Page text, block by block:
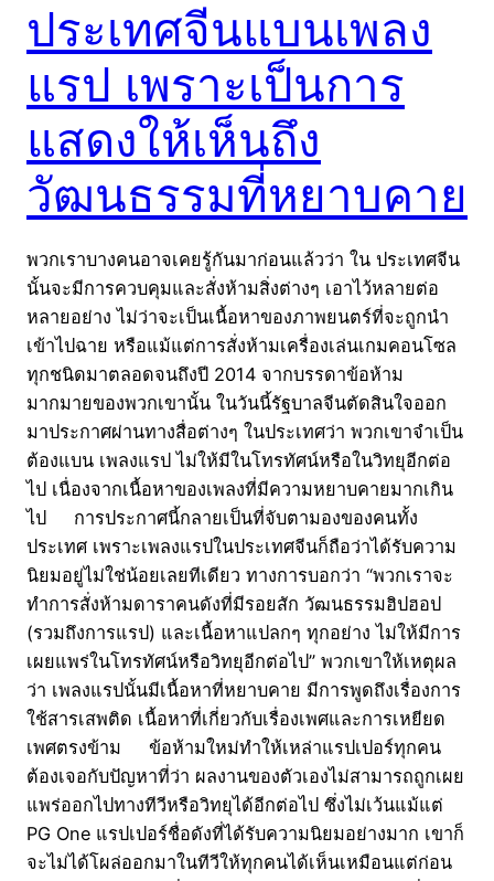
ประเทศจีนแบนเพลง
แรป เพราะเป็นการ
แสดงให้เห็นถึง
วัฒนธรรมที่หยาบคาย
พวกเราบางคนอาจเคยรู้กันมาก่อนแล้วว่า ใน ประเทศจีน
นั้นจะมีการควบคุมและสั่งห้ามสิ่งต่างๆ เอาไว้หลายต่อ
หลายอย่าง ไม่ว่าจะเป็นเนื้อหาของภาพยนตร์ที่จะถูกนำ
เข้าไปฉาย หรือแม้แต่การสั่งห้ามเครื่องเล่นเกมคอนโซล
ทุกชนิดมาตลอดจนถึงปี 2014 จากบรรดาข้อห้าม
มากมายของพวกเขานั้น ในวันนี้รัฐบาลจีนตัดสินใจออก
มาประกาศผ่านทางสื่อต่างๆ ในประเทศว่า พวกเขาจำเป็น
ต้องแบน เพลงแรป ไม่ให้มีในโทรทัศน์หรือในวิทยุอีกต่อ
ไป เนื่องจากเนื้อหาของเพลงที่มีความหยาบคายมากเกิน
ไป การประกาศนี้กลายเป็นที่จับตามองของคนทั้ง
ประเทศ เพราะเพลงแรปในประเทศจีนก็ถือว่าได้รับความ
นิยมอยู่ไม่ใช่น้อยเลยทีเดียว ทางการบอกว่า “พวกเราจะ
ทำการสั่งห้ามดาราคนดังที่มีรอยสัก วัฒนธรรมฮิปฮอป
(รวมถึงการแรป) และเนื้อหาแปลกๆ ทุกอย่าง ไม่ให้มีการ
เผยแพร่ในโทรทัศน์หรือวิทยุอีกต่อไป” พวกเขาให้เหตุผล
ว่า เพลงแรปนั้นมีเนื้อหาที่หยาบคาย มีการพูดถึงเรื่องการ
ใช้สารเสพติด เนื้อหาที่เกี่ยวกับเรื่องเพศและการเหยียด
เพศตรงข้าม ข้อห้ามใหม่ทำให้เหล่าแรปเปอร์ทุกคน
ต้องเจอกับปัญหาที่ว่า ผลงานของตัวเองไม่สามารถถูกเผย
แพร่ออกไปทางทีวีหรือวิทยุได้อีกต่อไป ซึ่งไม่เว้นแม้แต่
PG One แรปเปอร์ชื่อดังที่ได้รับความนิยมอย่างมาก เขาก็
จะไม่ได้โผล่ออกมาในทีวีให้ทุกคนได้เห็นเหมือนแต่ก่อน